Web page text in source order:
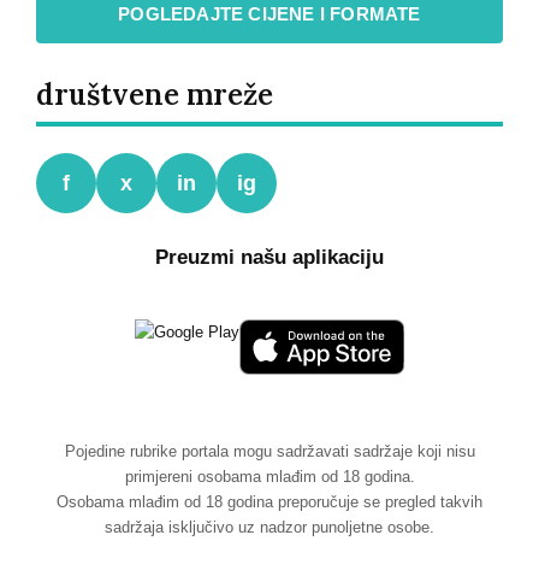
POGLEDAJTE CIJENE I FORMATE
društvene mreže
f x in ig
Preuzmi našu aplikaciju
Pojedine rubrike portala mogu sadržavati sadržaje koji nisu
primjereni osobama mlađim od 18 godina.
Osobama mlađim od 18 godina preporučuje se pregled takvih
sadržaja isključivo uz nadzor punoljetne osobe.